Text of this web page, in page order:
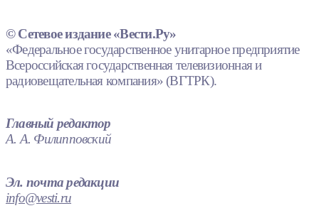
© Сетевое издание «Вести.Ру»
«Федеральное государственное унитарное предприятие
Всероссийская государственная телевизионная и
радиовещательная компания» (ВГТРК).
Главный редактор
А. А. Филипповский
Эл. почта редакции
info@vesti.ru